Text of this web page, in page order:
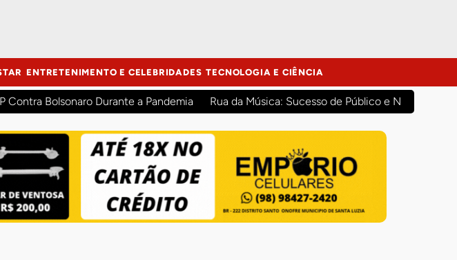
ENTRETENIMENTO E CELEBRIDADES TECNOLOGIA E CIÊNCIA
Contra Bolsonaro Durante a Pandemia Rua da Música: Sucesso de Público e Novas